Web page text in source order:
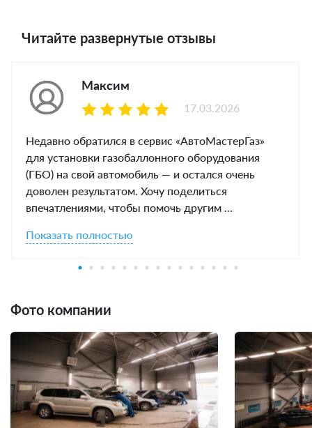
Читайте развернутые отзывы
Максим
Недавно обратился в сервис «АвтоМастерГаз»
для установки газобаллонного оборудования
(ГБО) на свой автомобиль — и остался очень
доволен результатом. Хочу поделиться
впечатлениями, чтобы помочь другим ...
Показать полностью
17.03.2026
Фото компании